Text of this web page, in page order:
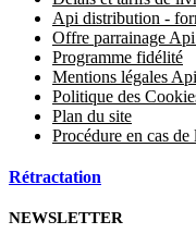
Api distribution -
Offre parrainage
Programme fidélité
Mentions légales
Politique des
Plan du site
Procédure en cas
Rétractation
NEWSLETTER